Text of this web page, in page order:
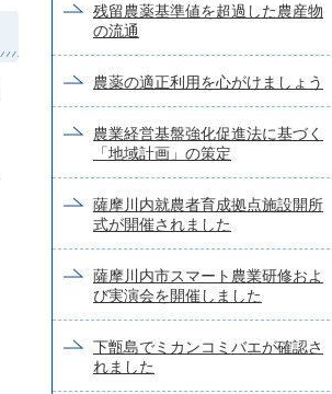
残留農薬基準値を超過した農産物
の流通
農薬の適正利用を心がけましょう
農業経営基盤強化促進法に基づく
「地域計画」の策定
薩摩川内就農者育成拠点施設開所
式が開催されました
薩摩川内市スマート農業研修およ
び実演会を開催しました
下甑島でミカンコミバエが確認さ
れました